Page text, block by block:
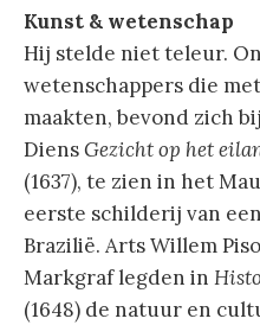
Kunst & wetenschap
Hij stelde niet teleur.
wetenschappers die
maakten, bevond zich
DiensGezicht op het
(1637), te zien in het
eerste schilderij van
Brazilië. Arts Willem
Markgraf legden in
(1648) de natuur en